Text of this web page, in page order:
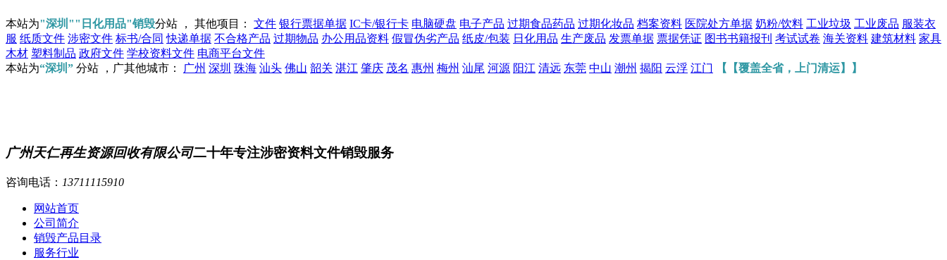
本站为"深圳""日化用品"销毁分站 ， 其他项目： 文件 银行票据单据 IC卡/银行卡 电脑硬盘 电子产品 过期食品药品 过期化妆品 档案资料 医院处方单据 奶粉/饮料 工业垃圾 工业废品 服装衣
服 纸质文件 涉密文件 标书/合同 快递单据 不合格产品 过期物品 办公用品资料 假冒伪劣产品 纸皮/包装 日化用品 生产废品 发票单据 票据凭证 图书书籍报刊 考试试卷 海关资料 建筑材料 家具
木材 塑料制品 政府文件 学校资料文件 电商平台文件
本站为“深圳” 分站 ，广其他城市： 广州 深圳 珠海 汕头 佛山 韶关 湛江 肇庆 茂名 惠州 梅州 汕尾 河源 阳江 清远 东莞 中山 潮州 揭阳 云浮 江门 【【覆盖全省，上门清运】】
广州天仁再生资源回收有限公司二十年专注涉密资料文件销毁服务
咨询电话： 13711115910
网站首页
公司简介
销毁产品目录
服务行业